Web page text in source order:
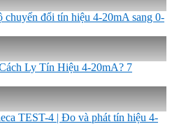
chuyển đổi tín hiệu 4-20mA sang 0-
Ly Tín Hiệu 4-20mA? 7
TEST-4 | Đo và phát tín hiệu 4-